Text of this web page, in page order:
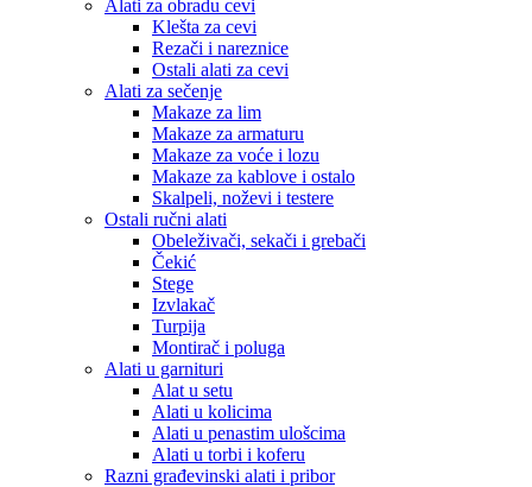
Alati za obradu cevi
Klešta za cevi
Rezači i nareznice
Ostali alati za cevi
Alati za sečenje
Makaze za lim
Makaze za armaturu
Makaze za voće i lozu
Makaze za kablove i ostalo
Skalpeli, noževi i testere
Ostali ručni alati
Obeleživači, sekači i grebači
Čekić
Stege
Izvlakač
Turpija
Montirač i poluga
Alati u garnituri
Alat u setu
Alati u kolicima
Alati u penastim ulošcima
Alati u torbi i koferu
Razni građevinski alati i pribor